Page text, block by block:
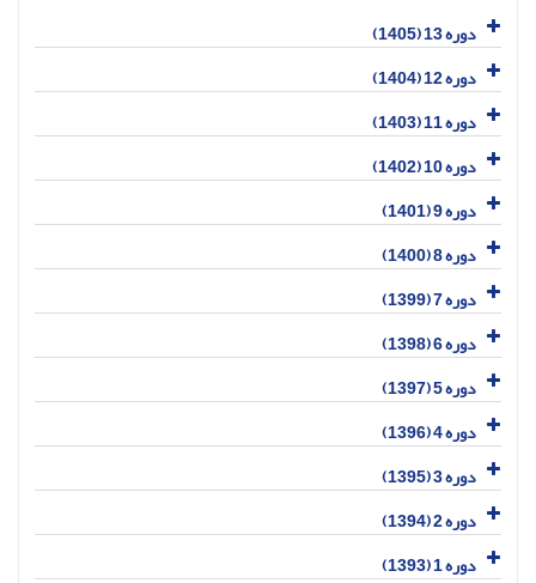
دوره 13 (1405)
دوره 12 (1404)
دوره 11 (1403)
دوره 10 (1402)
دوره 9 (1401)
دوره 8 (1400)
دوره 7 (1399)
دوره 6 (1398)
دوره 5 (1397)
دوره 4 (1396)
دوره 3 (1395)
دوره 2 (1394)
دوره 1 (1393)